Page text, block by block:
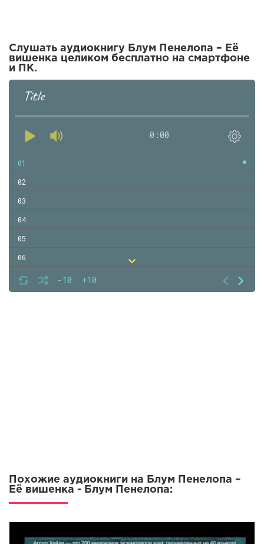
Слушать аудиокнигу Блум Пенелопа – Её
вишенка целиком бесплатно на смартфоне
и ПК.
Title
0:00
-10 +10
01
02
03
04
05
06
07
08
Похожие аудиокниги на Блум Пенелопа –
Её вишенка - Блум Пенелопа: